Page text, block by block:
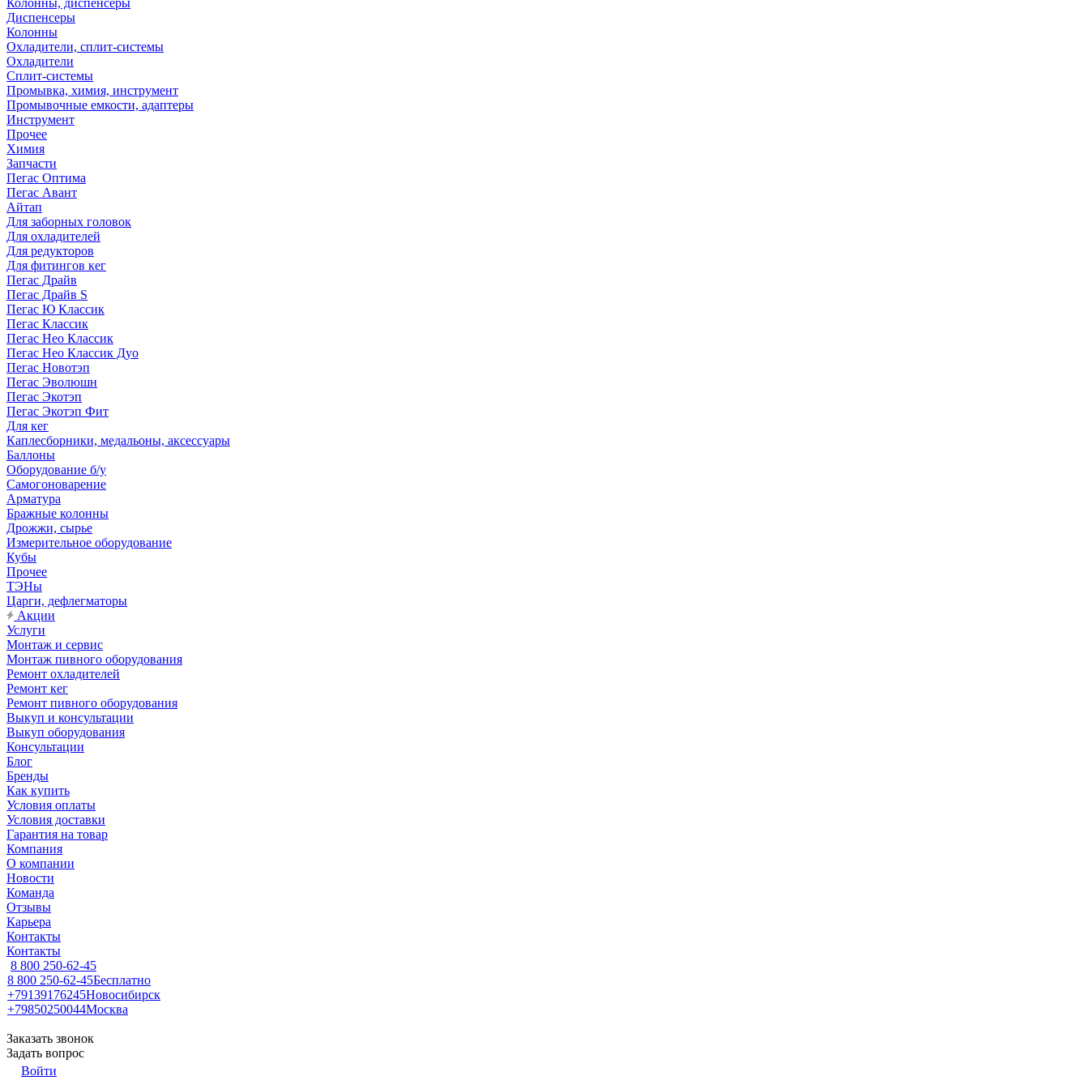
Колонны, диспенсеры
Диспенсеры
Колонны
Охладители, сплит-системы
Охладители
Сплит-системы
Промывка, химия, инструмент
Промывочные емкости, адаптеры
Инструмент
Прочее
Химия
Запчасти
Пегас Оптима
Пегас Авант
Айтап
Для заборных головок
Для охладителей
Для редукторов
Для фитингов кег
Пегас Драйв
Пегас Драйв S
Пегас Ю Классик
Пегас Классик
Пегас Нео Классик
Пегас Нео Классик Дуо
Пегас Новотэп
Пегас Эволюшн
Пегас Экотэп
Пегас Экотэп Фит
Для кег
Каплесборники, медальоны, аксессуары
Баллоны
Оборудование б/у
Самогоноварение
Арматура
Бражные колонны
Дрожжи, сырье
Измерительное оборудование
Кубы
Прочее
ТЭНы
Царги, дефлегматоры
Акции
Услуги
Монтаж и сервис
Монтаж пивного оборудования
Ремонт охладителей
Ремонт кег
Ремонт пивного оборудования
Выкуп и консультации
Выкуп оборудования
Консультации
Блог
Бренды
Как купить
Условия оплаты
Условия доставки
Гарантия на товар
Компания
О компании
Новости
Команда
Отзывы
Карьера
Контакты
Контакты
8 800 250-62-45
8 800 250-62-45Бесплатно
+79139176245Новосибирск
+79850250044Москва
Заказать звонок
Задать вопрос
Войти